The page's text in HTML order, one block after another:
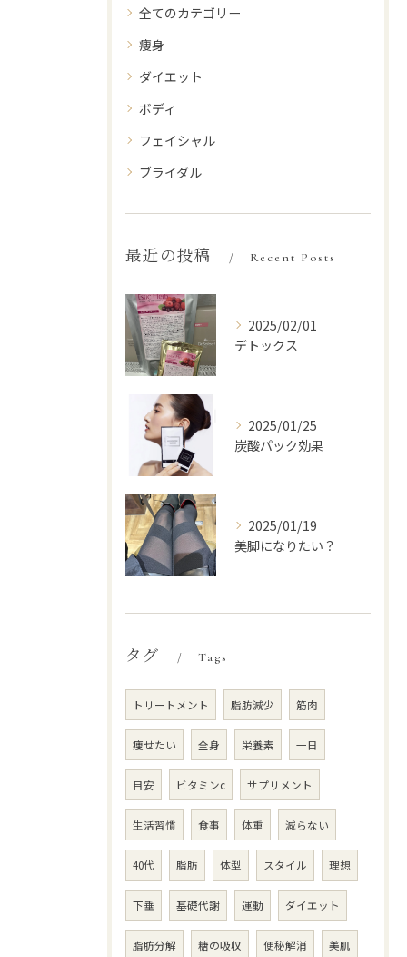
全てのカテゴリー
痩身
ダイエット
ボディ
フェイシャル
ブライダル
最近の投稿 Recent Posts
2025/02/01
デトックス
2025/01/25
炭酸パック効果
2025/01/19
美脚になりたい？
タグ Tags
トリートメント 脂肪減少 筋肉
痩せたい 全身 栄養素 一日
目安 ビタミンc サプリメント
生活習慣 食事 体重 減らない
40代 脂肪 体型 スタイル 理想
下垂 基礎代謝 運動 ダイエット
脂肪分解 糖の吸収 便秘解消 美肌